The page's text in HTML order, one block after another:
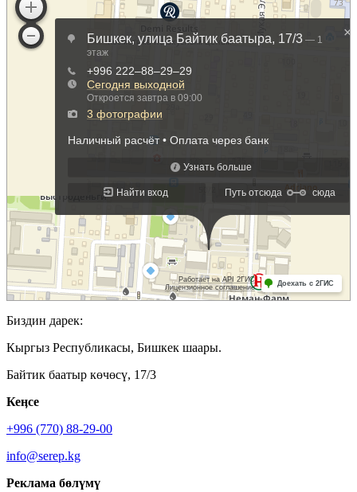
Биздин дарек:
Кыргыз Республикасы, Бишкек шаары.
Байтик баатыр көчөсү, 17/3
Кеӊсе
+996 (770) 88-29-00
info@serep.kg
Реклама бөлүмү